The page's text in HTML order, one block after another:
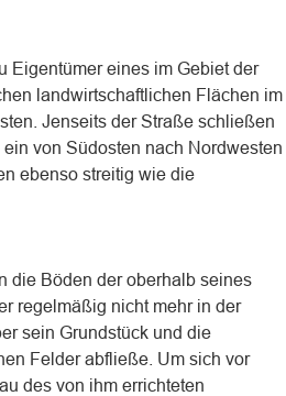
Eigentümer eines im Gebiet der
landwirtschaftlichen Flächen im
Jenseits der Straße schließen
von Südosten nach Nordwesten
ebenso streitig wie die
die Böden der oberhalb seines
regelmäßig nicht mehr in der
sein Grundstück und die
Felder abfließe. Um sich vor
des von ihm errichteten